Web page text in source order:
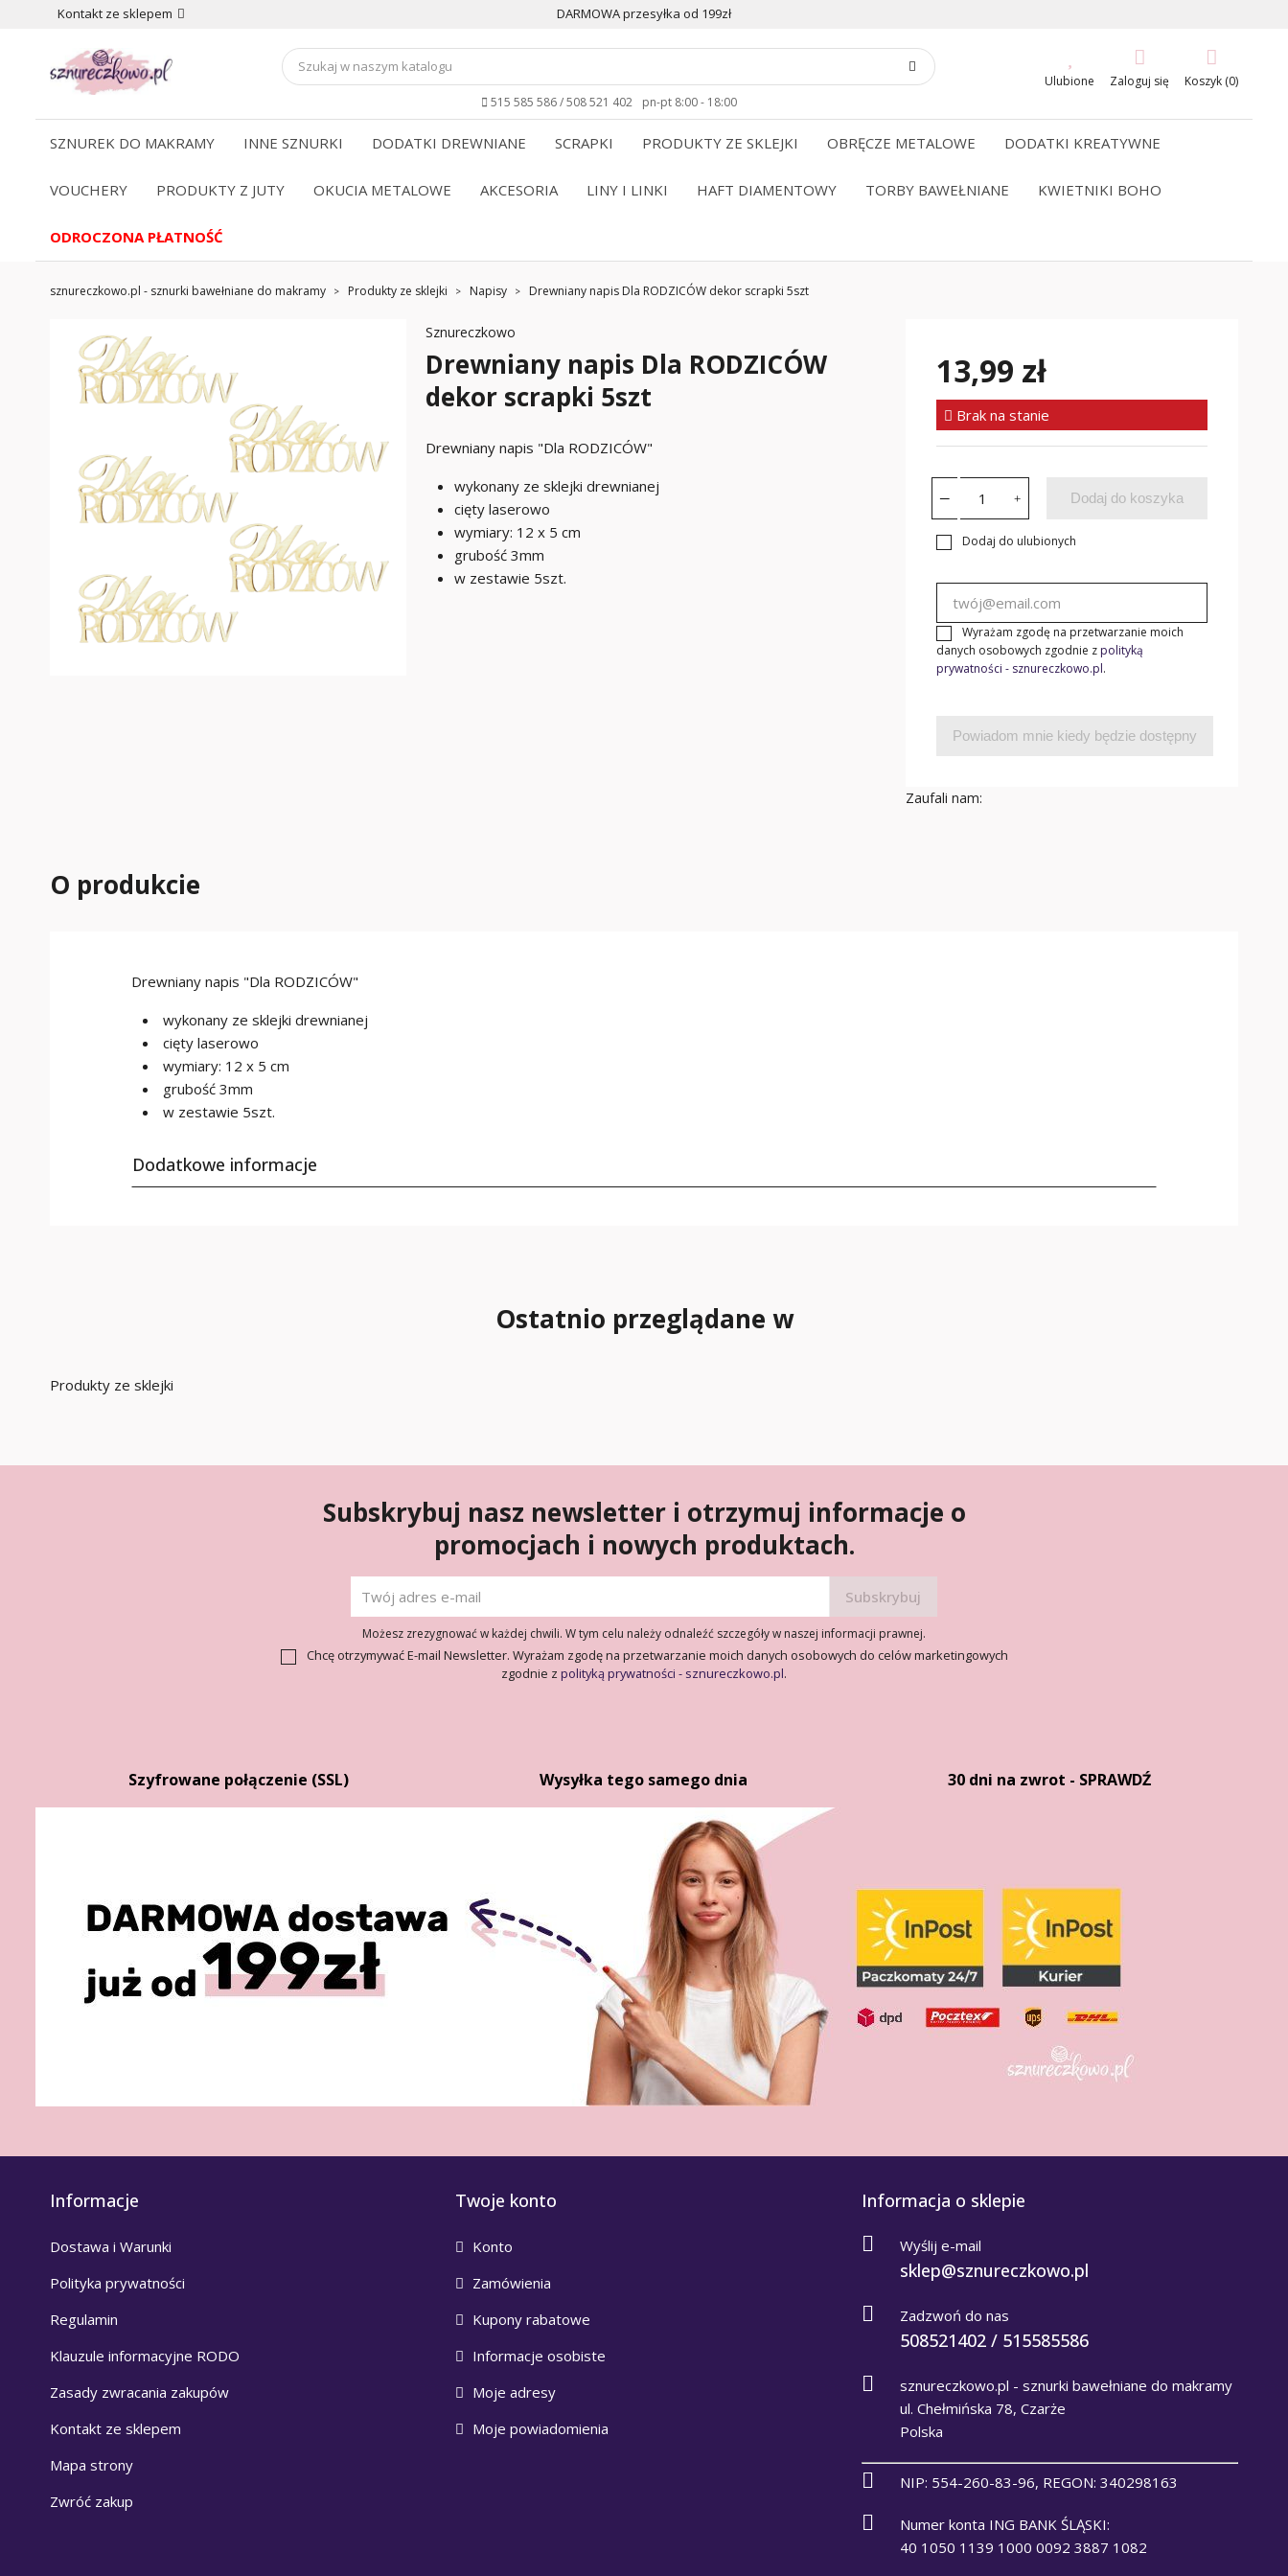
Kontakt ze sklepem DARMOWA przesyłka od 199zł
515 585 586 / 508 521 402 pn-pt 8:00 - 18:00
Ulubione Zaloguj się Koszyk (0)
SZNUREK DO MAKRAMY INNE SZNURKI DODATKI DREWNIANE SCRAPKI PRODUKTY ZE SKLEJKI OBRĘCZE METALOWE DODATKI KREATYWNE
VOUCHERY PRODUKTY Z JUTY OKUCIA METALOWE AKCESORIA LINY I LINKI HAFT DIAMENTOWY TORBY BAWEŁNIANE KWIETNIKI BOHO
ODROCZONA PŁATNOŚĆ
sznureczkowo.pl - sznurki bawełniane do makramy Produkty ze sklejki Napisy Drewniany napis Dla RODZICÓW dekor scrapki 5szt
Sznureczkowo
Drewniany napis Dla RODZICÓW
dekor scrapki 5szt
Drewniany napis "Dla RODZICÓW"
wykonany ze sklejki drewnianej
cięty laserowo
wymiary: 12 x 5 cm
grubość 3mm
w zestawie 5szt.
13,99 zł
Brak na stanie
Dodaj do koszyka
Dodaj do ulubionych
Wyrażam zgodę na przetwarzanie moich
danych osobowych zgodnie z polityką
prywatności - sznureczkowo.pl.
Powiadom mnie kiedy będzie dostępny
Zaufali nam:
O produkcie
Drewniany napis "Dla RODZICÓW"
wykonany ze sklejki drewnianej
cięty laserowo
wymiary: 12 x 5 cm
grubość 3mm
w zestawie 5szt.
Dodatkowe informacje
Ostatnio przeglądane w
Produkty ze sklejki
Subskrybuj nasz newsletter i otrzymuj informacje o
promocjach i nowych produktach.
Możesz zrezygnować w każdej chwili. W tym celu należy odnaleźć szczegóły w naszej informacji prawnej.
Chcę otrzymywać E-mail Newsletter. Wyrażam zgodę na przetwarzanie moich danych osobowych do celów marketingowych
zgodnie z polityką prywatności - sznureczkowo.pl.
Szyfrowane połączenie (SSL) Wysyłka tego samego dnia 30 dni na zwrot - SPRAWDŹ
Informacje
Dostawa i Warunki
Polityka prywatności
Regulamin
Klauzule informacyjne RODO
Zasady zwracania zakupów
Kontakt ze sklepem
Mapa strony
Zwróć zakup
Twoje konto
Konto
Zamówienia
Kupony rabatowe
Informacje osobiste
Moje adresy
Moje powiadomienia
Informacja o sklepie
Wyślij e-mail
sklep@sznureczkowo.pl
Zadzwoń do nas
508521402 / 515585586
sznureczkowo.pl - sznurki bawełniane do makramy
ul. Chełmińska 78, Czarże
Polska
NIP: 554-260-83-96, REGON: 340298163
Numer konta ING BANK ŚLĄSKI:
40 1050 1139 1000 0092 3887 1082